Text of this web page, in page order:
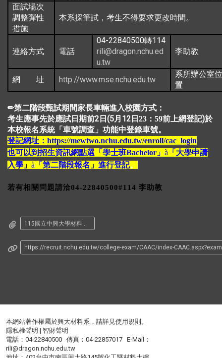
面試場次
調整彈性
措施
本系採筆試，考生不得要求更改時間。
連絡方式 電話
04-22840500轉114
rili@dragon.nchu.ed
u.tw
李助教
網 址 http://www.mse.nchu.edu.tw
系所辦公室位
置
✏第二階段甄試期間家長車輛進入校園方式：
考生應事先於應試日期前2日(5月12日23 ：59前上網登記)於
本校報名系統「車號調查」功能中登錄車號。
登記網址： https://mewtwo.nchu.edu.tw/enroll/cac_login
也可以到招生資訊網點選「學士班Bachelor」 à 「大學申請
入學」 à 「第二階段報名」進行登記。
若有相關問題請洽04-22840500#114 李助教
https://recruit.nchu.edu.tw/college-exam/CAAC/index-
本網站著作權屬於興大材料系，請詳見使用規則 。
隱私權聲明 |智財聲明
電話：04-22840500 傳真：04-22857017 E-Mail：
rili@dragon.nchu.edu.tw